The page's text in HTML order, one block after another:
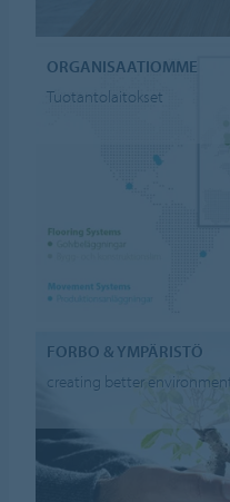
ORGANISAATIOMME
Tuotantolaitokset
FORBO & YMPÄRISTÖ
creating better